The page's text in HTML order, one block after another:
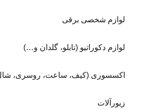
لوازم شخصی برقی
لوازم دکوراتیو (تابلو، گلدان و…)
اکسسوری (کیف، ساعت، روسری،
زیورآلات